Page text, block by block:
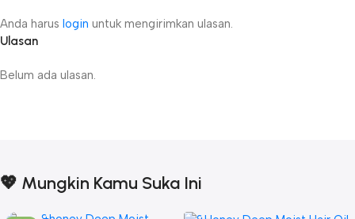
Ulasan
Belum ada ulasan.
Anda harus login untuk mengirimkan ulasan.
💖 Mungkin Kamu Suka Ini